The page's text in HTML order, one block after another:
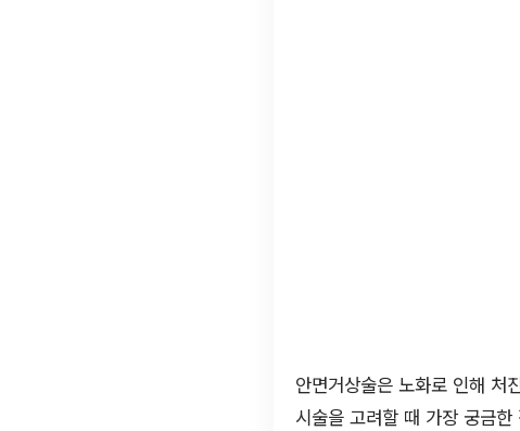
안면거상술은 노화로 인해 처
시술을 고려할 때 가장 궁금